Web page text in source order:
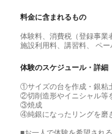
料金に含まれるもの
体験料、消費税（登録事業
施設利用料、講習料、 ペ
体験のスケジュール・詳細
①サイズの台を作成・銀粘
②切削造形やイニシャル等
③焼成
④純銀になったリングを磨
■お一人で体験を希望され